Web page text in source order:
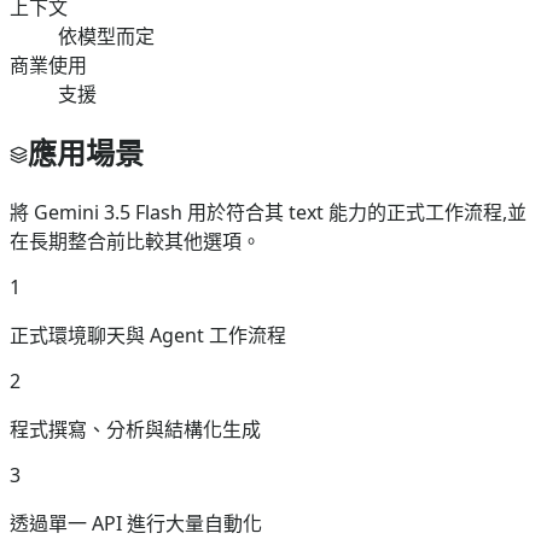
上下文
依模型而定
商業使用
支援
應用場景
將 Gemini 3.5 Flash 用於符合其 text 能力的正式工作流程,並
在長期整合前比較其他選項。
1
正式環境聊天與 Agent 工作流程
2
程式撰寫、分析與結構化生成
3
透過單一 API 進行大量自動化